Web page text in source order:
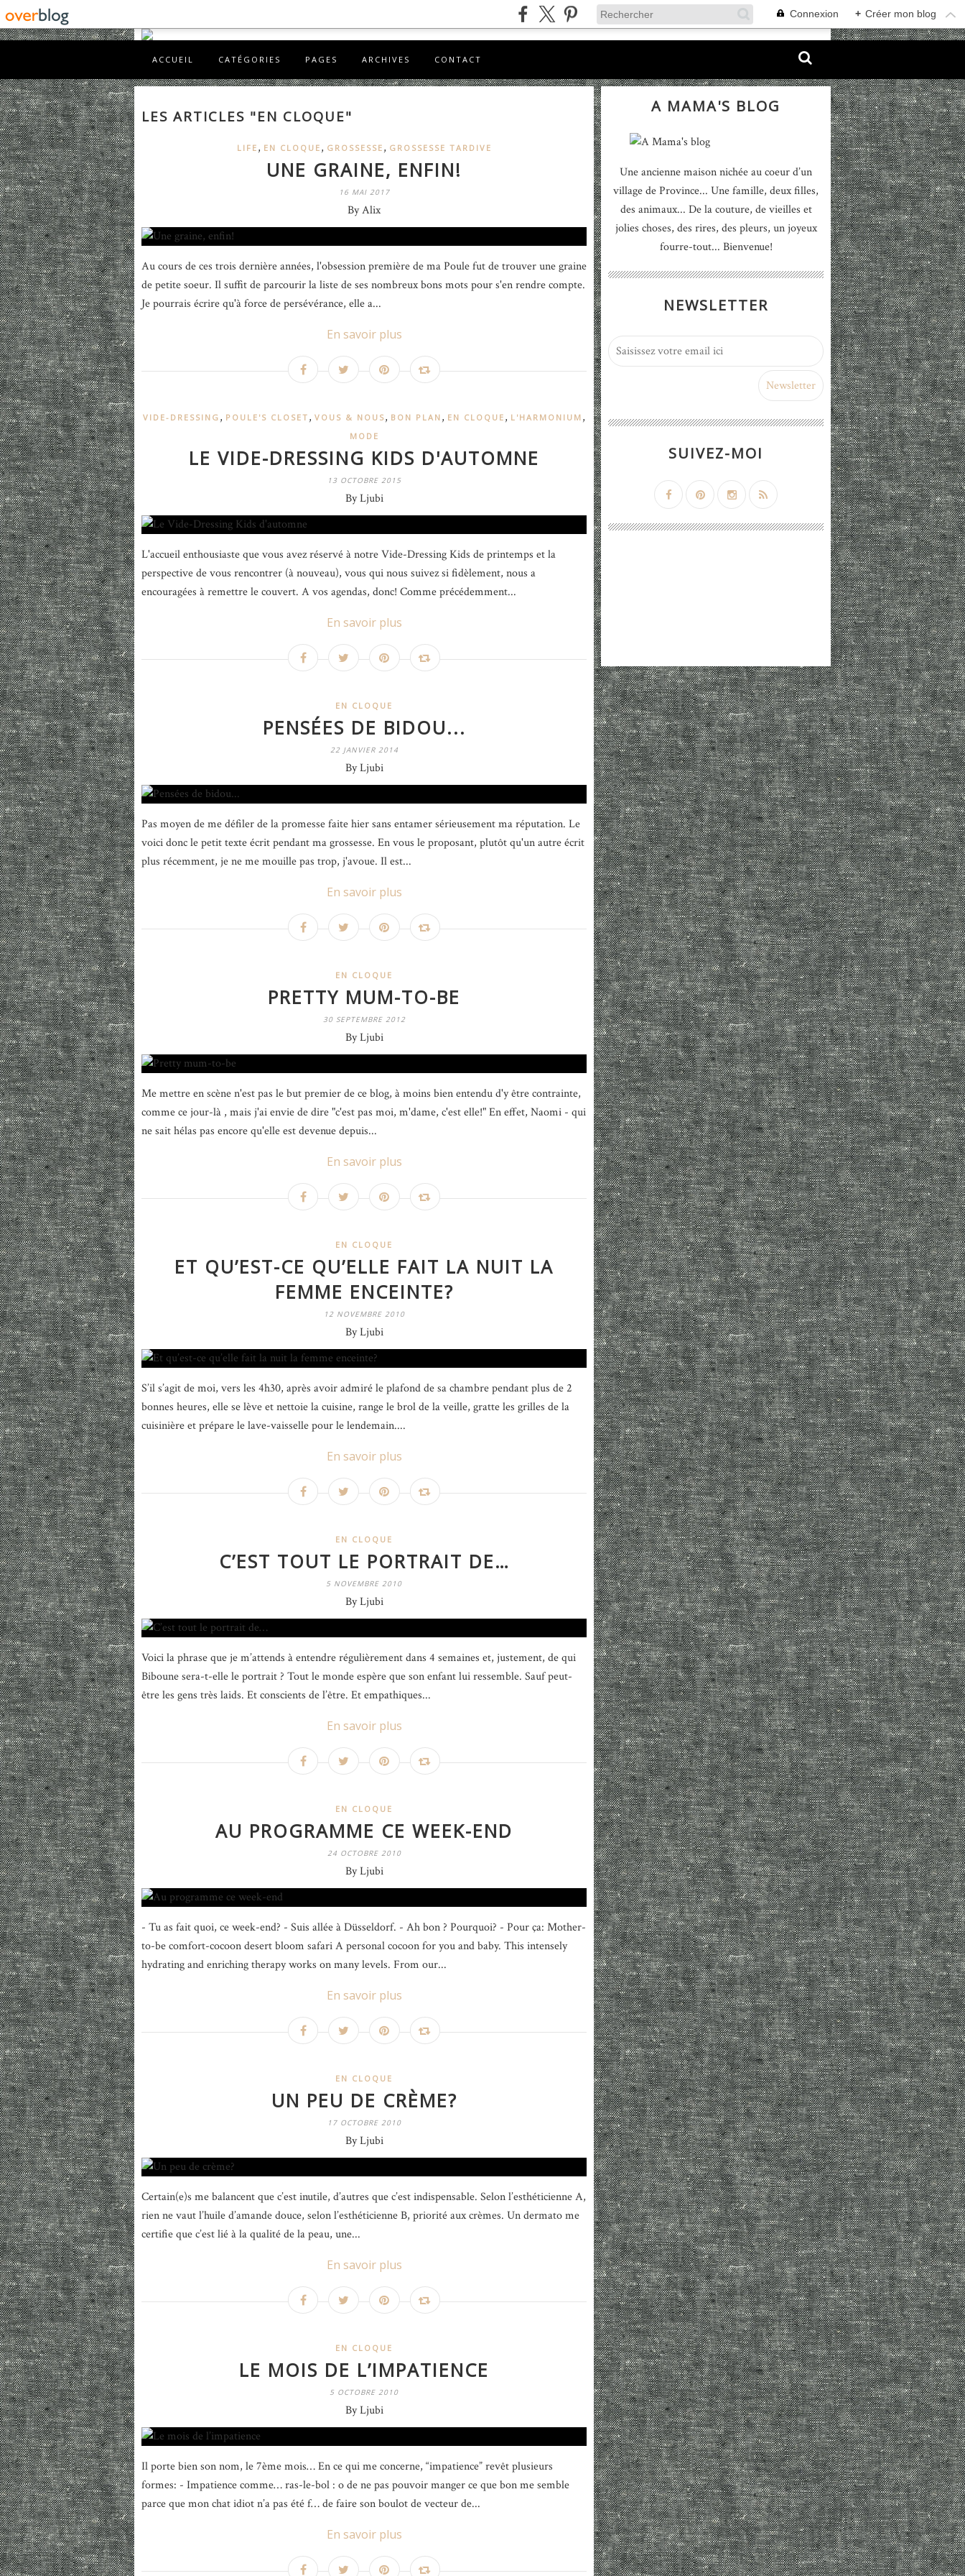
Connexion + Créer mon blog
ACCUEIL CATÉGORIES PAGES ARCHIVES CONTACT
LES ARTICLES "EN CLOQUE"
LIFE , EN CLOQUE , GROSSESSE , GROSSESSE TARDIVE
UNE GRAINE, ENFIN!
16 MAI 2017
By Alix
Au cours de ces trois dernière années, l'obsession première de ma Poule fut de trouver une graine
de petite soeur. Il suffit de parcourir la liste de ses nombreux bons mots pour s'en rendre compte.
Je pourrais écrire qu'à force de persévérance, elle a...
En savoir plus
VIDE-DRESSING , POULE'S CLOSET , VOUS & NOUS, BON PLAN , EN CLOQUE , L'HARMONIUM ,
MODE
LE VIDE-DRESSING KIDS D'AUTOMNE
13 OCTOBRE 2015
By Ljubi
L'accueil enthousiaste que vous avez réservé à notre Vide-Dressing Kids de printemps et la
perspective de vous rencontrer (à nouveau), vous qui nous suivez si fidèlement, nous a
encouragées à remettre le couvert. A vos agendas, donc! Comme précédemment...
En savoir plus
EN CLOQUE
PENSÉES DE BIDOU...
22 JANVIER 2014
By Ljubi
Pas moyen de me défiler de la promesse faite hier sans entamer sérieusement ma réputation. Le
voici donc le petit texte écrit pendant ma grossesse. En vous le proposant, plutôt qu'un autre écrit
plus récemment, je ne me mouille pas trop, j'avoue. Il est...
En savoir plus
EN CLOQUE
PRETTY MUM-TO-BE
30 SEPTEMBRE 2012
By Ljubi
Me mettre en scène n'est pas le but premier de ce blog, à moins bien entendu d'y être contrainte,
comme ce jour-là , mais j'ai envie de dire "c'est pas moi, m'dame, c'est elle!" En effet, Naomi - qui
ne sait hélas pas encore qu'elle est devenue depuis...
En savoir plus
EN CLOQUE
ET QU’EST-CE QU’ELLE FAIT LA NUIT LA
FEMME ENCEINTE?
12 NOVEMBRE 2010
By Ljubi
S’il s’agit de moi, vers les 4h30, après avoir admiré le plafond de sa chambre pendant plus de 2
bonnes heures, elle se lève et nettoie la cuisine, range le brol de la veille, gratte les grilles de la
cuisinière et prépare le lave-vaisselle pour le lendemain....
En savoir plus
EN CLOQUE
C’EST TOUT LE PORTRAIT DE…
5 NOVEMBRE 2010
By Ljubi
Voici la phrase que je m’attends à entendre régulièrement dans 4 semaines et, justement, de qui
Biboune sera-t-elle le portrait ? Tout le monde espère que son enfant lui ressemble. Sauf peut-
être les gens très laids. Et conscients de l’être. Et empathiques...
En savoir plus
EN CLOQUE
AU PROGRAMME CE WEEK-END
24 OCTOBRE 2010
By Ljubi
- Tu as fait quoi, ce week-end? - Suis allée à Düsseldorf. - Ah bon ? Pourquoi? - Pour ça: Mother-
to-be comfort-cocoon desert bloom safari A personal cocoon for you and baby. This intensely
hydrating and enriching therapy works on many levels. From our...
En savoir plus
EN CLOQUE
UN PEU DE CRÈME?
17 OCTOBRE 2010
By Ljubi
Certain(e)s me balancent que c’est inutile, d’autres que c’est indispensable. Selon l’esthéticienne A,
rien ne vaut l’huile d’amande douce, selon l’esthéticienne B, priorité aux crèmes. Un dermato me
certifie que c’est lié à la qualité de la peau, une...
En savoir plus
EN CLOQUE
LE MOIS DE L’IMPATIENCE
5 OCTOBRE 2010
By Ljubi
Il porte bien son nom, le 7ème mois… En ce qui me concerne, “impatience” revêt plusieurs
formes: - Impatience comme… ras-le-bol : o de ne pas pouvoir manger ce que bon me semble
parce que mon chat idiot n’a pas été f… de faire son boulot de vecteur de...
En savoir plus
A MAMA'S BLOG
Une ancienne maison nichée au coeur d’un
village de Province... Une famille, deux filles,
des animaux... De la couture, de vieilles et
jolies choses, des rires, des pleurs, un joyeux
fourre-tout... Bienvenue!
NEWSLETTER
SUIVEZ-MOI